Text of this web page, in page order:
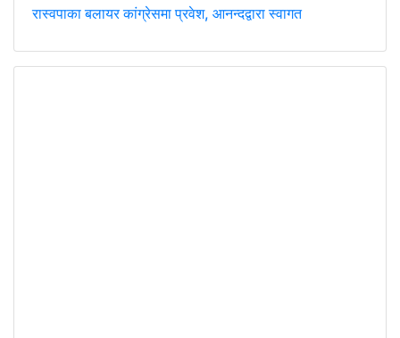
रास्वपाका बलायर कांग्रेसमा प्रवेश, आनन्दद्वारा स्वागत